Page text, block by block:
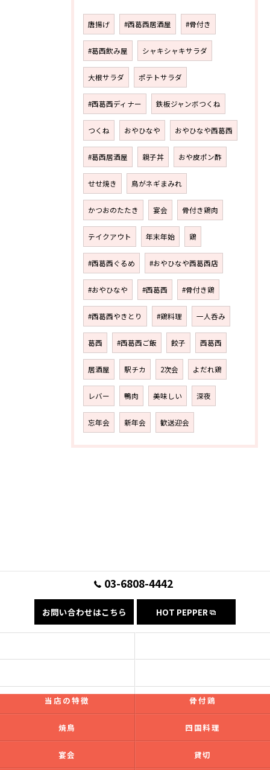
唐揚げ #西葛西居酒屋 #骨付き
#葛西飲み屋 シャキシャキサラダ
大根サラダ ポテトサラダ
#西葛西ディナー 鉄板ジャンボつくね
つくね おやひなや おやひなや西葛西
#葛西居酒屋 親子丼 おや皮ポン酢
せせ焼き 鳥がネギまみれ
かつおのたたき 宴会 骨付き鶏肉
テイクアウト 年末年始 鶏
#西葛西ぐるめ #おやひなや西葛西店
#おやひなや #西葛西 #骨付き鶏
#西葛西やきとり #鶏料理 一人呑み
葛西 #西葛西ご飯 餃子 西葛西
居酒屋 駅チカ 2次会 よだれ鶏
レバー 鴨肉 美味しい 深夜
忘年会 新年会 歓送迎会
03-6808-4442
お問い合わせはこちら HOT PEPPER
当店の特徴 骨付鶏
焼鳥 四国料理
宴会 貸切